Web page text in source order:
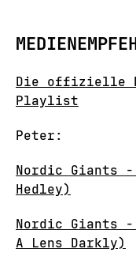
Die offizielle
Playlist
Peter:
Nordic Giants
Hedley)
Nordic Giants -
A Lens Darkly)